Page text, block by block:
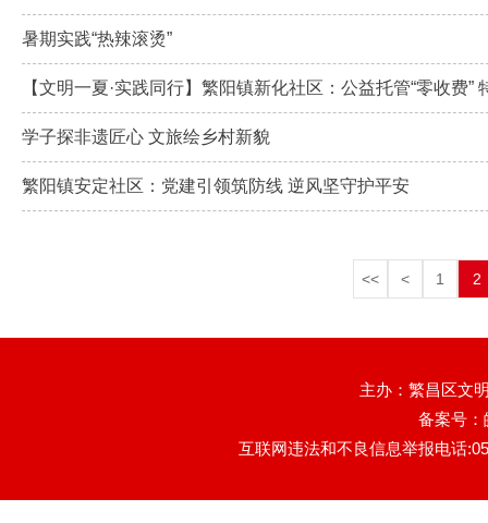
暑期实践“热辣滚烫”
【文明一夏·实践同行】繁阳镇新化社区：公益托管“零收费”
学子探非遗匠心 文旅绘乡村新貌
繁阳镇安定社区：党建引领筑防线 逆风坚守护平安
<< < 1 2
主办：繁昌区文
备案号：
互联网违法和不良信息举报电话